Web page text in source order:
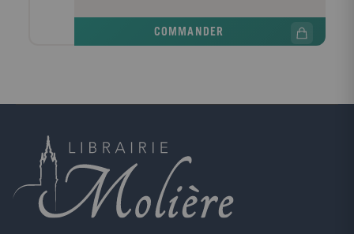
écritures d'un même son. Vous trouverez dans
COMMANDER